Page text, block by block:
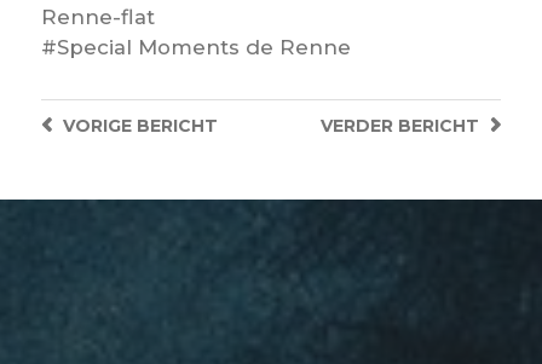
Renne-flat
Special Moments de Renne
VERDER BERICHT
VORIGEBERICHT